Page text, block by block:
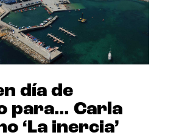
día de
para… Carla
‘La inercia’